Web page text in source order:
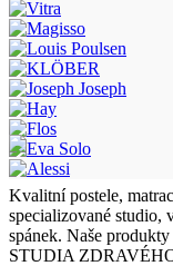
Kvalitní postele,
specializované studio,
spánek. Naše
STUDIA